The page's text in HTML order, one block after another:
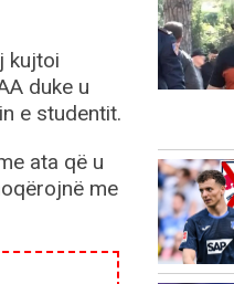
kujtoi
duke u
e studentit.
ata që u
me